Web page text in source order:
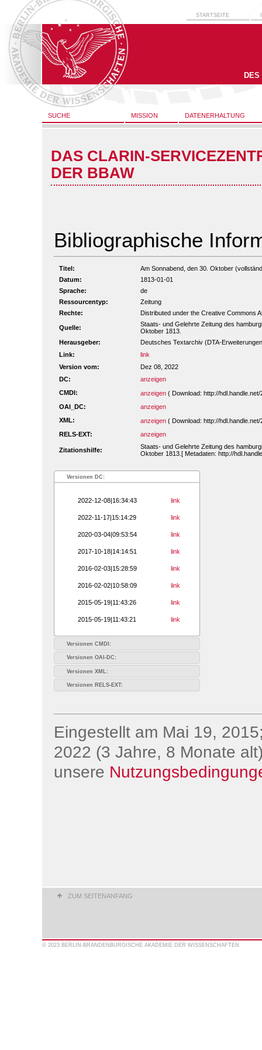
STARTSEITE
SUCHE MISSION DATENERHALTUNG
DAS CLARIN-
DER BBAW
Bibliographische
Titel:
Am Sonnabend, den 30. Oktober
Datum:
1813-01-01
Sprache:
de
Ressourcentyp:
Zeitung
Rechte:
Distributed under the Creative Commons
Quelle:
Staats- und Gelehrte Zeitung des
Oktober 1813.
Herausgeber:
Deutsches Textarchiv (DTA-
Link:
link
Version vom:
Dez 08, 2022
DC:
anzeigen
CMDI:
anzeigen ( Download: http://
OAI_DC:
anzeigen
XML:
anzeigen ( Download: http://
RELS-EXT:
anzeigen
Zitationshilfe:
Staats- und Gelehrte Zeitung des
Oktober 1813.[ Metadaten: http://
Versionen DC:
2022-12-08|16:34:43 link
2022-11-17|15:14:29 link
2020-03-04|09:53:54 link
2017-10-18|14:14:51 link
2016-02-03|15:28:59 link
2016-02-02|10:58:09 link
2015-05-19|11:43:26 link
2015-05-19|11:43:21 link
Versionen CMDI:
Versionen OAI-DC:
Versionen XML:
Versionen RELS-EXT:
Eingestellt am Mai 19,
2022 (3 Jahre, 8 Monate
unsere
ZUM SEITENANFANG
© 2023 BERLIN-BRANDENBURGISCHE AKADEMIE DER WISSENSCHAFTEN